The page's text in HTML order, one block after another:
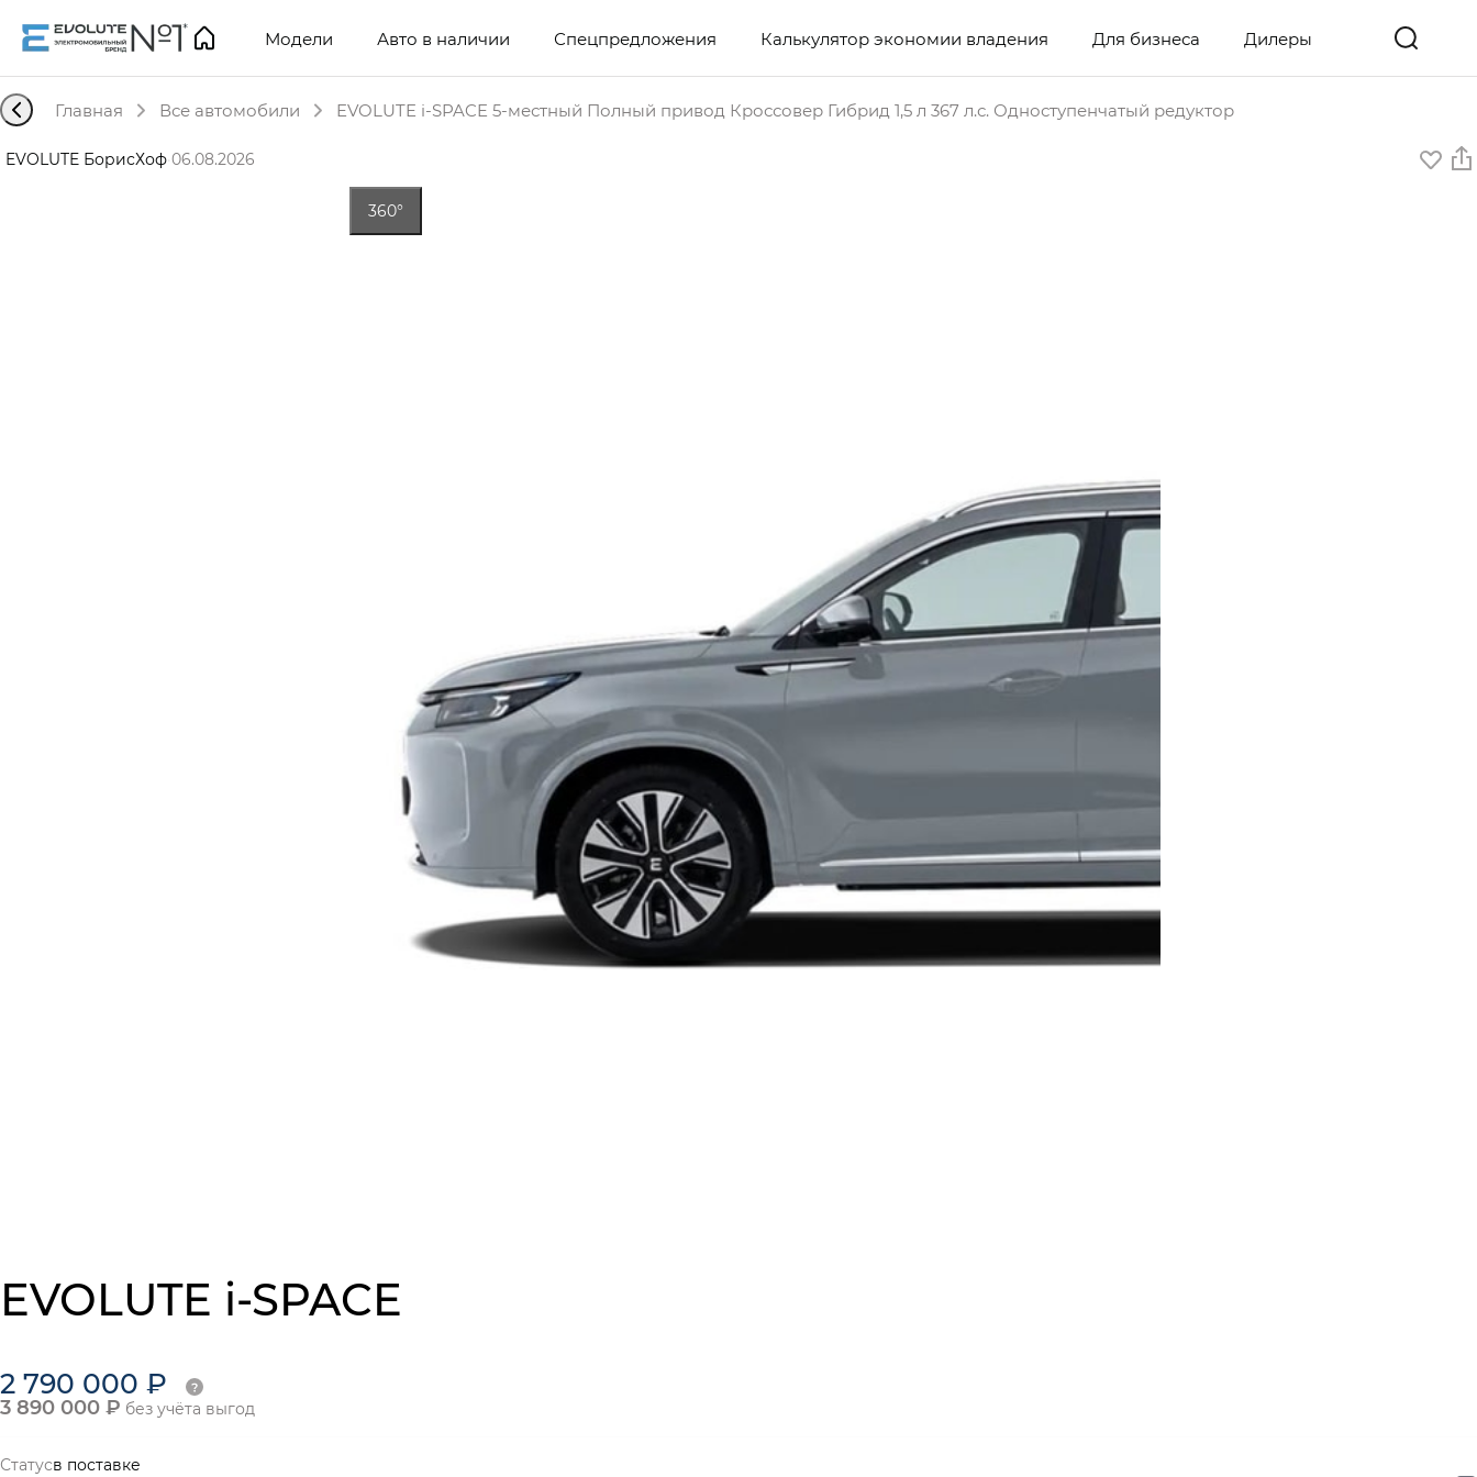
Модели Авто в наличии Спецпредложения Калькулятор экономии владения Для бизнеса Дилеры
Главная Все автомобили EVOLUTE i-SPACE 5-местный Полный привод Кроссовер Гибрид 1,5 л 367 л.с. Одноступенчатый редуктор
EVOLUTE БорисХоф·06.08.2026
360°
EVOLUTE i-SPACE
2 790 000 ₽
3 890 000 ₽ без учёта выгод
Статусв поставке